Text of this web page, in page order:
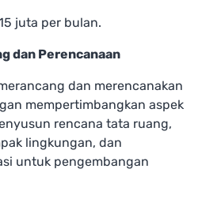
juta per bulan.
dan Perencanaan
dan merencanakan
mempertimbangkan aspek
rencana tata ruang,
lingkungan, dan
untuk pengembangan